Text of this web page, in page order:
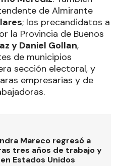
de Almirante
; los precandidatos a
la Provincia de Buenos
y Daniel Gollan,
de municipios
sección electoral, y
empresarias y de
Mareco regresó a
tres años de trabajo y
Estados Unidos